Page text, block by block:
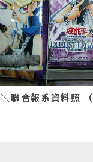
＼聯合報系資料